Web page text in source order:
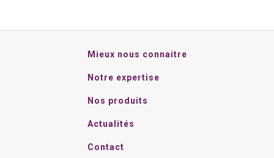
Mieux nous connaitre
Notre expertise
Nos produits
Actualités
Contact